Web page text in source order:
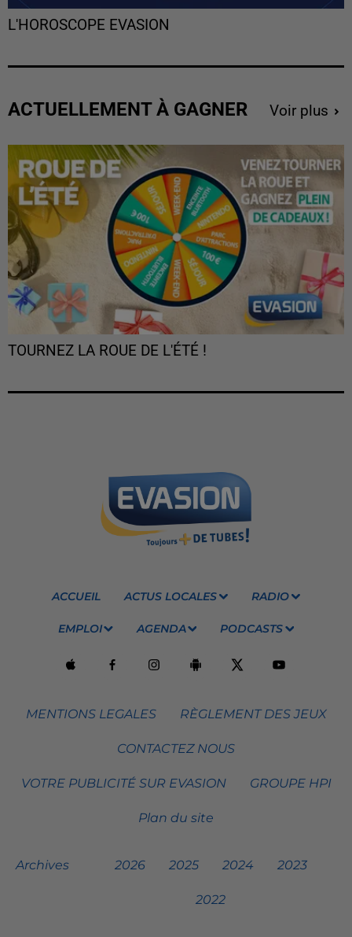
L'HOROSCOPE EVASION
ACTUELLEMENT À GAGNER Voir plus
TOURNEZ LA ROUE DE L'ÉTÉ !
ACCUEIL ACTUS LOCALES RADIO
EMPLOI AGENDA PODCASTS
MENTIONS LEGALES RÈGLEMENT DES JEUX
CONTACTEZ NOUS
VOTRE PUBLICITÉ SUR EVASION GROUPE HPI
Plan du site
Archives 2026 2025 2024 2023
2022